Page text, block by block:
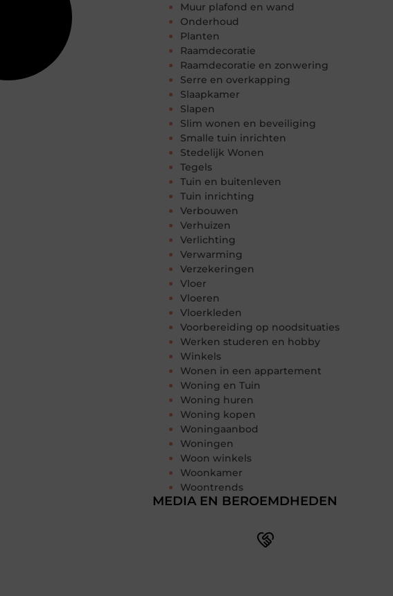
Muur plafond en wand
Onderhoud
Planten
Raamdecoratie
Raamdecoratie en zonwering
Serre en overkapping
Slaapkamer
Slapen
Slim wonen en beveiliging
Smalle tuin inrichten
Stedelijk Wonen
Tegels
Tuin en buitenleven
Tuin inrichting
Verbouwen
Verhuizen
Verlichting
Verwarming
Verzekeringen
Vloer
Vloeren
Vloerkleden
Voorbereiding op noodsituaties
Werken studeren en hobby
Winkels
Wonen in een appartement
Woning en Tuin
Woning huren
Woning kopen
Woningaanbod
Woningen
Woon winkels
Woonkamer
Woontrends
MEDIA EN BEROEMDHEDEN